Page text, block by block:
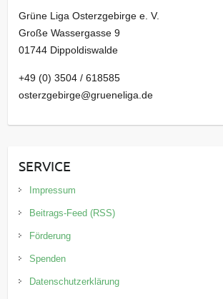
Grüne Liga Osterzgebirge e. V.
Große Wassergasse 9
01744 Dippoldiswalde
+49 (0) 3504 / 618585
osterzgebirge@grueneliga.de
SERVICE
Impressum
Beitrags-Feed (RSS)
Förderung
Spenden
Datenschutzerklärung